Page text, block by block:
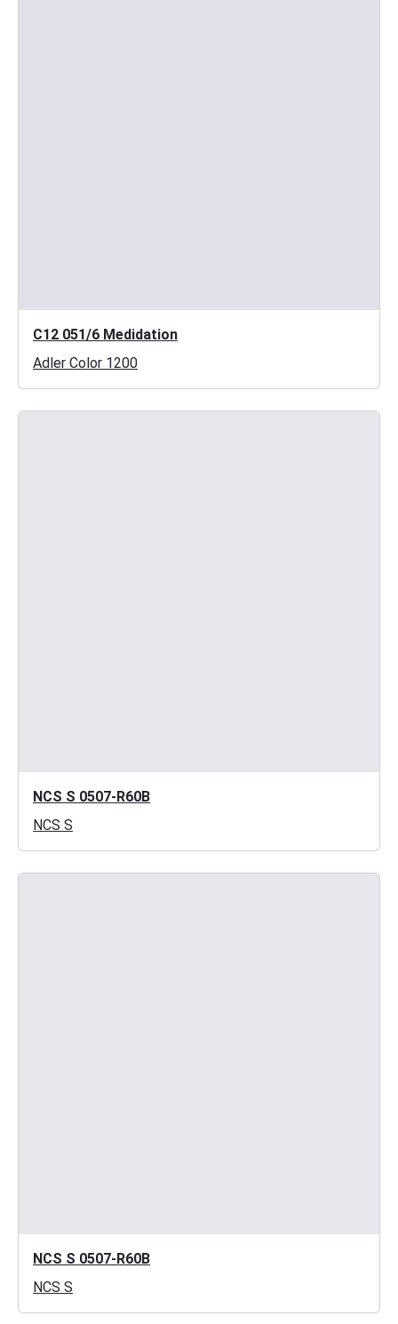
C12 051/6 Medidation
Adler Color 1200
NCS S 0507-R60B
NCS S
NCS S 0507-R60B
NCS S